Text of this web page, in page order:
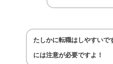
たしかに転職はしやすいで
には注意が必要ですよ！